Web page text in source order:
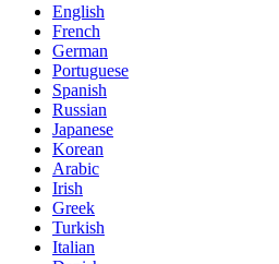
English
French
German
Portuguese
Spanish
Russian
Japanese
Korean
Arabic
Irish
Greek
Turkish
Italian